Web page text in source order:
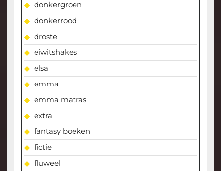
donkergroen
donkerrood
droste
eiwitshakes
elsa
emma
emma matras
extra
fantasy boeken
fictie
fluweel